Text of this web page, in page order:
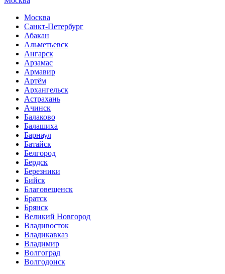
Москва
Санкт-Петербург
Абакан
Альметьевск
Ангарск
Арзамас
Армавир
Артём
Архангельск
Астрахань
Ачинск
Балаково
Балашиха
Барнаул
Батайск
Белгород
Бердск
Березники
Бийск
Благовещенск
Братск
Брянск
Великий Новгород
Владивосток
Владикавказ
Владимир
Волгоград
Волгодонск